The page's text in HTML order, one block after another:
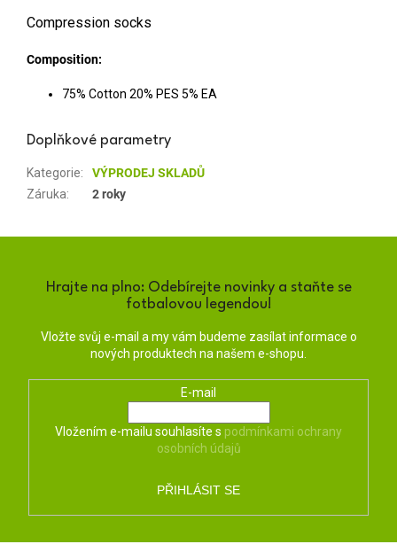
Compression socks
Composition:
75% Cotton 20% PES 5% EA
Doplňkové parametry
Kategorie:
VÝPRODEJ SKLADŮ
Záruka: 2 roky
Hrajte na plno: Odebírejte novinky a staňte se
fotbalovou legendou!
Vložte svůj e-mail a my vám budeme zasílat informace o
nových produktech na našem e-shopu.
E-mail
Vložením e-mailu souhlasíte s podmínkami ochrany
osobních údajů
PŘIHLÁSIT SE